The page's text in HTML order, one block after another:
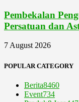
Pembekalan
Persatuan dan
7 August 2026
POPULAR CATEGORY
Berita8460
Event734